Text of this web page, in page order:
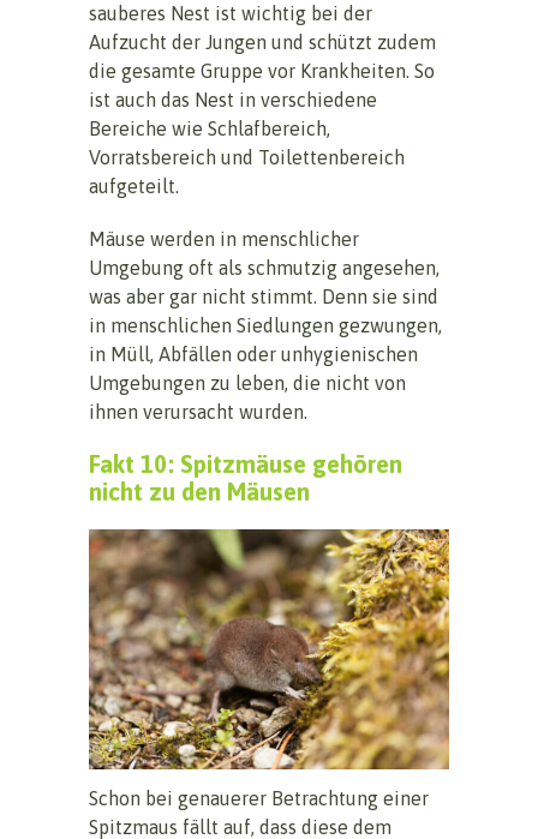
sauberes Nest ist wichtig bei der
Aufzucht der Jungen und schützt zudem
die gesamte Gruppe vor Krankheiten. So
ist auch das Nest in verschiedene
Bereiche wie Schlafbereich,
Vorratsbereich und Toilettenbereich
aufgeteilt.
Mäuse werden in menschlicher
Umgebung oft als schmutzig angesehen,
was aber gar nicht stimmt. Denn sie sind
in menschlichen Siedlungen gezwungen,
in Müll, Abfällen oder unhygienischen
Umgebungen zu leben, die nicht von
ihnen verursacht wurden.
Fakt 10: Spitzmäuse gehören
nicht zu den Mäusen
Schon bei genauerer Betrachtung einer
Spitzmaus fällt auf, dass diese dem